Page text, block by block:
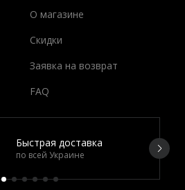
О магазине
Скидки
Заявка на возврат
FAQ
Быстрая доставка
по всей Украине